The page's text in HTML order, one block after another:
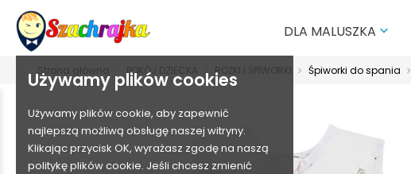
Używamy plików cookies
Używamy plików cookie, aby zapewnić
najlepszą możliwą obsługę naszej witryny.
Klikając przycisk OK, wyrażasz zgodę na naszą
politykę plików cookie. Jeśli chcesz zmienić
DLA MALUSZKA 
Strona główna POKÓJ DZIECKA ROŻKI I ŚPIWORKI Śpiworki do spania